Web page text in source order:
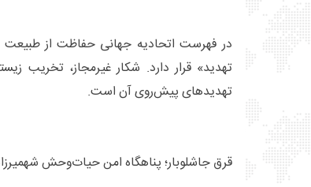
تهدید» قرار دارد. شکار غیرمجاز، تخریب
تهدیدهای پیش‌روی آن است.
قرق جاشلوبار؛ پناهگاه امن حیات‌وحش